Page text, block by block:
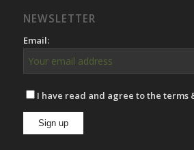
NEWSLETTER
Email:
I have read and agree to the terms